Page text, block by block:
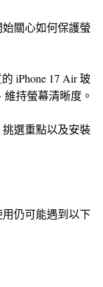
關心如何保護螢
iPhone 17 Air 玻
持螢幕清晰度。
挑選重點以及安裝
用仍可能遇到以下